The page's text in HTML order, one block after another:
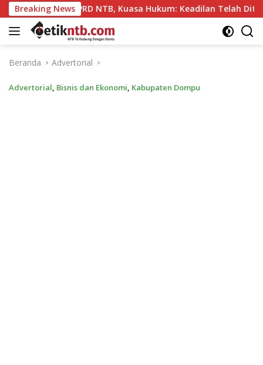
Langsung
ke
konten
Breaking News
NTB, Kuasa Hukum: Keadilan Telah Ditegakkan
Beranda Advertorial
Advertorial, Bisnis dan Ekonomi, Kabupaten Dompu